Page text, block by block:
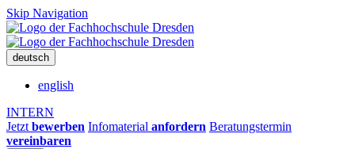
Skip Navigation
deutsch
english
INTERN
Jetzt bewerben Infomaterial anfordern Beratungstermin
vereinbaren